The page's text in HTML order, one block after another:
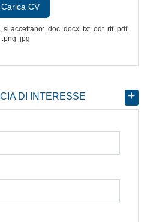
CV
accettano: .doc .docx .txt .odt .rtf .pdf
.png .jpg
DI INTERESSE